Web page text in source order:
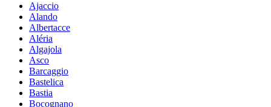
Ajaccio
Alando
Albertacce
Aléria
Algajola
Asco
Barcaggio
Bastelica
Bastia
Bocognano